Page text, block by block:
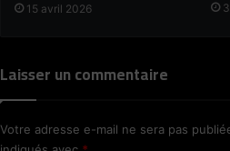
15 avril 2026
Laisser un commentaire
Votre adresse e-mail ne sera pas